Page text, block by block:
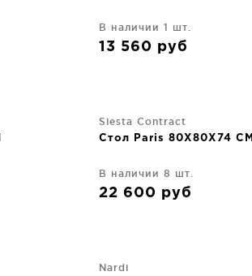
В наличии 1 шт.
13 560 руб
Siesta Contract
Стол Paris 80X80X74 CM
В наличии 8 шт.
22 600 руб
Nardi